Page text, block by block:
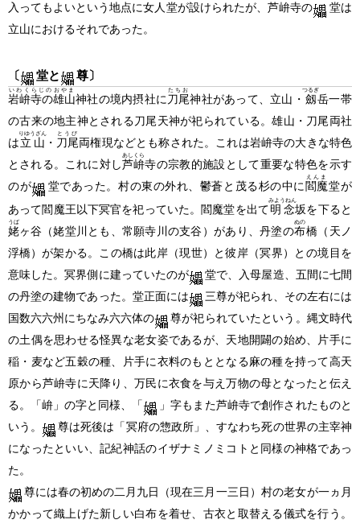
入ってもよいという地点に女人堂が設けられたが、芦峅寺の
堂は
立山におけるそれであった。
〔 堂と 尊〕
岩峅寺の雄山
いわくらじのおやま
神社の境内摂社に刀尾
たちお
神社があって、立山・ 劔
つるぎ
岳一帯
の古来の地主神とされる刀尾天神が祀られている。雄山・刀尾両社
は立山
りゆうざん
・ 刀尾
とうび
両権現などとも称された。これは岩峅寺の大きな特色
とされる。これに対し芦峅
あしくら
寺の宗教的施設として重要な特色を示す
のが
堂であった。村の東の外れ、鬱蒼と茂る杉の中に 閻魔
えんま
堂が
あって閻魔王以下冥官を祀っていた。閻魔堂を出て明念
みようねん
坂を下ると
姥
うば
ヶ谷 （姥堂川とも、常願寺川の支谷） があり、丹塗の布
ぬの
橋 （天ノ
浮橋） が架かる。この橋は此岸 （現世） と彼岸 （冥界）
との境目を
意味した。冥界側に建っていたのが
堂で、入母屋造、五間に七間
の丹塗の建物であった。堂正面には
三尊が祀られ、その左右には
国数六六州にちなみ六六体の
尊が祀られていたという。縄文時代
の土偶を思わせる怪異な老女姿であるが、天地開闢の始め、片手に
稲・麦など五穀の種、片手に衣料のもととなる麻の種を持って高天
原から芦峅寺に天降り、万民に衣食を与え万物の母となったと伝え
る。「峅」の字と同様、「
」字もまた芦峅寺で創作されたものと
いう。
尊は死後は「冥府の惣政所」、すなわち死の世界の主宰神
になったといい、記紀神話のイザナミノミコトと同様の神格であっ
た。
尊には春の初めの二月九日
（現在三月一三日） 村の老女が一ヵ月
かかって織上げた新しい白布を着せ、古衣と取替える儀式を行う。